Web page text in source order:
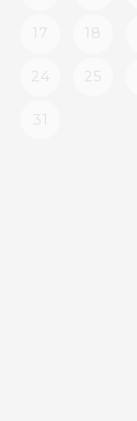
17 18
24 25
31